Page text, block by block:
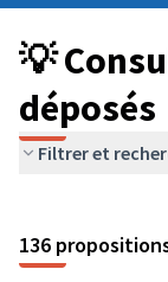
💡
déposés
Filtrer et
136